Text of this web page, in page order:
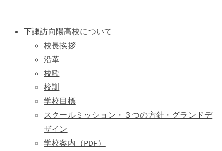
下諏訪向陽高校について
校長挨拶
沿革
校歌
校訓
学校目標
スクールミッション・３つの方針・グランドデ
ザイン
学校案内（PDF）